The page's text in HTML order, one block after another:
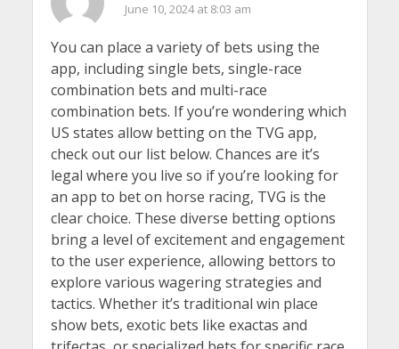
June 10, 2024 at 8:03 am
You can place a variety of bets using the
app, including single bets, single-race
combination bets and multi-race
combination bets. If you’re wondering which
US states allow betting on the TVG app,
check out our list below. Chances are it’s
legal where you live so if you’re looking for
an app to bet on horse racing, TVG is the
clear choice. These diverse betting options
bring a level of excitement and engagement
to the user experience, allowing bettors to
explore various wagering strategies and
tactics. Whether it’s traditional win place
show bets, exotic bets like exactas and